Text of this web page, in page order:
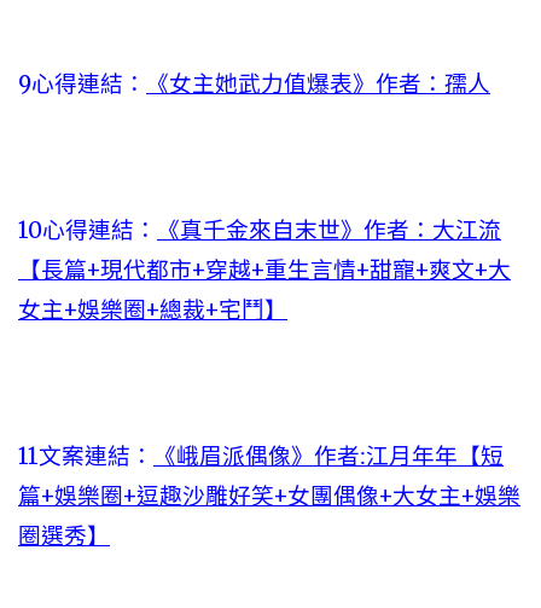
9心得連結： 《女主她武力值爆表》作者：孺人
10心得連結：
《真千金來自末世》作者：大江流
【長篇+現代都市+穿越+重生言情+甜寵+爽文+大
女主+娛樂圈+總裁+宅鬥】
11文案連結：
《峨眉派偶像》作者:江月年年【短
篇+娛樂圈+逗趣沙雕好笑+女團偶像+大女主+娛樂
圈選秀】